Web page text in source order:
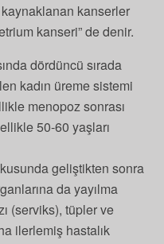
kanserler
kanseri” de denir.
dördüncü sırada
kadın üreme sistemi
menopoz sonrası
50-60 yaşları
geliştikten sonra
da yayılma
(serviks), tüpler ve
ilerlemiş hastalık